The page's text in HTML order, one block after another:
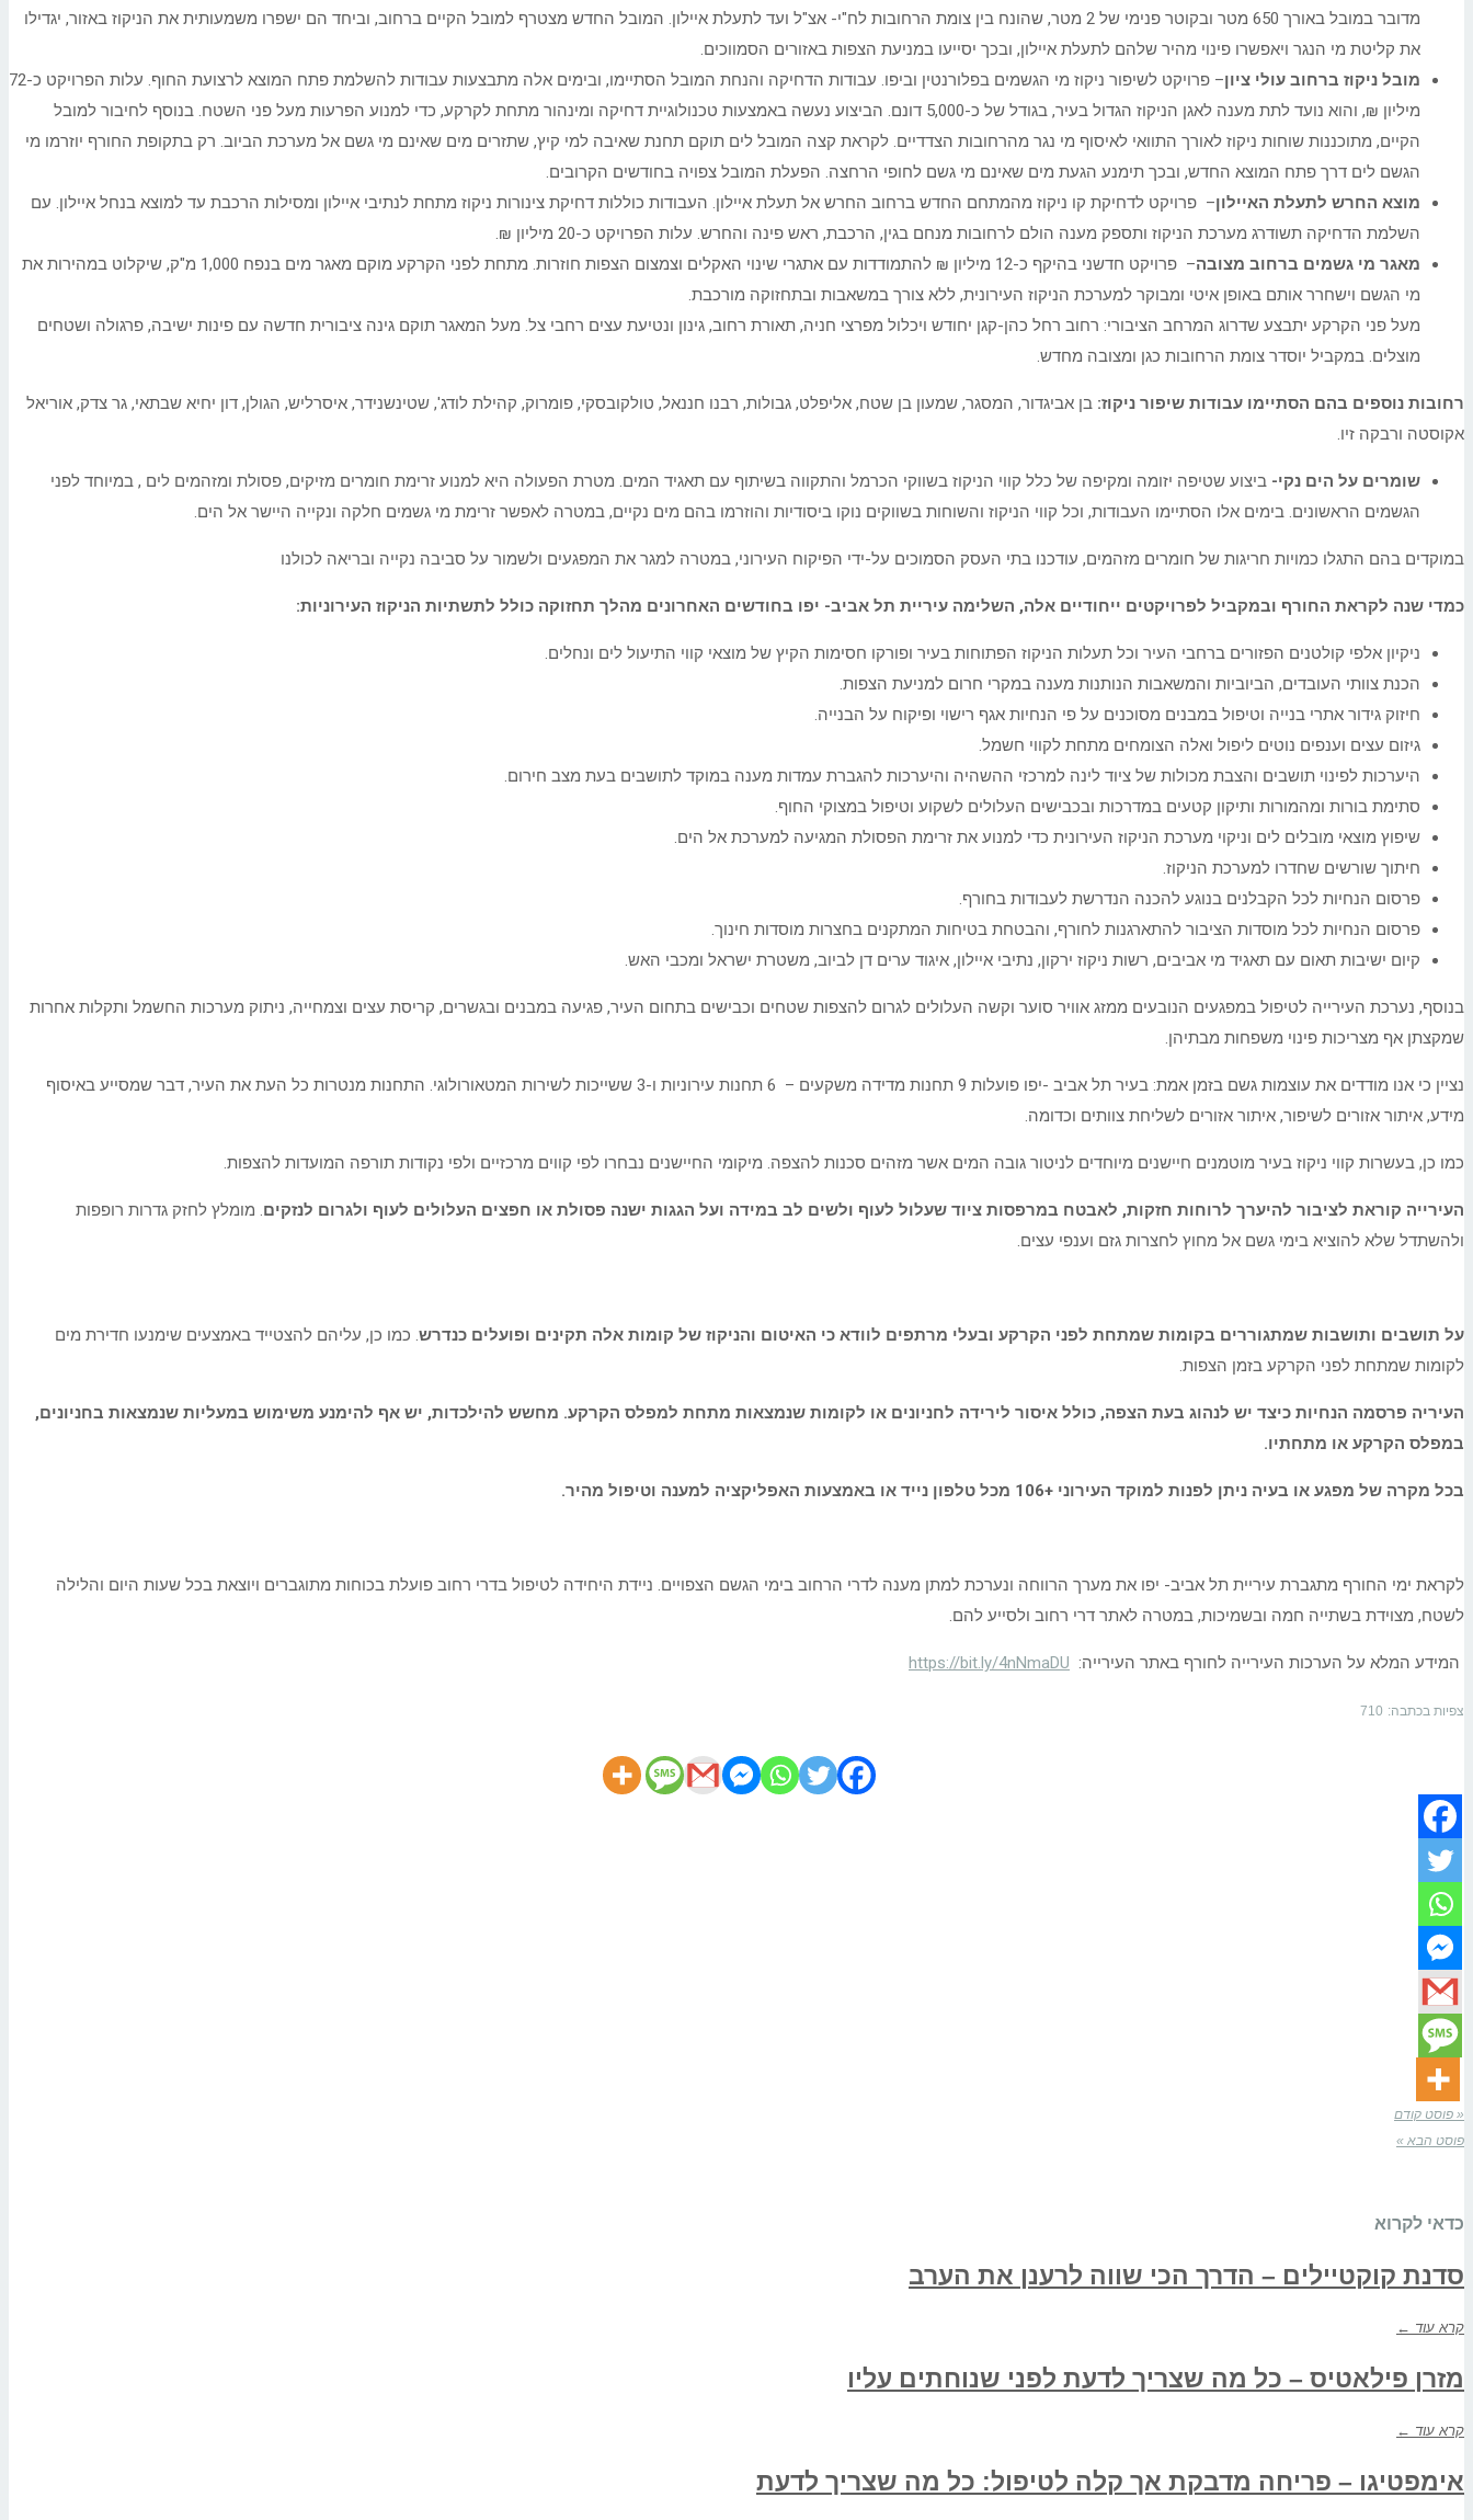
מדובר במובל באורך 650 מטר ובקוטר פנימי של 2 מטר, שהונח בין צומת הרחובות לח"י- אצ"ל ועד לתעלת איילון. המובל החדש מצטרף למובל הקיים ברחוב, וביחד הם ישפרו משמעותית את הניקוז באזור, יגדילו
את קליטת מי הנגר ויאפשרו פינוי מהיר שלהם לתעלת איילון, ובכך יסייעו במניעת הצפות באזורים הסמווכים.
מובל ניקוז ברחוב עולי ציון
– פרויקט לשיפור ניקוז מי הגשמים בפלורנטין וביפו. עבודות הדחיקה והנחת המובל הסתיימו, ובימים אלה מתבצעות עבודות להשלמת פתח המוצא לרצועת החוף. עלות הפרויקט כ-72
מיליון ₪, והוא נועד לתת מענה לאגן הניקוז הגדול בעיר, בגודל של כ-5,000 דונם. הביצוע נעשה באמצעות טכנולוגיית דחיקה ומינהור מתחת לקרקע, כדי למנוע הפרעות מעל פני השטח. בנוסף לחיבור למובל
הקיים, מתוכננות שוחות ניקוז לאורך התוואי לאיסוף מי נגר מהרחובות הצדדיים. לקראת קצה המובל לים תוקם תחנת שאיבה למי קיץ, שתזרים מים שאינם מי גשם אל מערכת הביוב. רק בתקופת החורף יוזרמו מי
הגשם לים דרך פתח המוצא החדש, ובכך תימנע הגעת מים שאינם מי גשם לחופי הרחצה. הפעלת המובל צפויה בחודשים הקרובים.
מוצא החרש לתעלת האיילון– פרויקט לדחיקת קו ניקוז מהמתחם החדש ברחוב החרש אל תעלת איילון. העבודות כוללות דחיקת צינורות ניקוז מתחת לנתיבי איילון ומסילות הרכבת עד למוצא בנחל איילון. עם
השלמת הדחיקה תשודרג מערכת הניקוז ותספק מענה הולם לרחובות מנחם בגין, הרכבת, ראש פינה והחרש. עלות הפרויקט כ-20 מיליון ₪.
מאגר מי גשמים ברחוב מצובה
– פרויקט חדשני בהיקף כ-12 מיליון ₪ להתמודדות עם אתגרי שינוי האקלים וצמצום הצפות חוזרות. מתחת לפני הקרקע מוקם מאגר מים בנפח 1,000 מ"ק, שיקלוט במהירות את
מי הגשם וישחרר אותם באופן איטי ומבוקר למערכת הניקוז העירונית, ללא צורך במשאבות ובתחזוקה מורכבת.
מעל פני הקרקע יתבצע שדרוג המרחב הציבורי: רחוב רחל כהן-קגן יחודש ויכלול מפרצי חניה, תאורת רחוב, גינון ונטיעת עצים רחבי צל. מעל המאגר תוקם גינה ציבורית חדשה עם פינות ישיבה, פרגולה ושטחים
מוצלים. במקביל יוסדר צומת הרחובות כגן ומצובה מחדש.
רחובות נוספים בהם הסתיימו עבודות שיפור ניקוז: בן אביגדור, המסגר, שמעון בן שטח, אליפלט, גבולות, רבנו חננאל, טולקובסקי, פומרוק, קהילת לודג', שטינשנידר, איסרליש, הגולן, דון יחיא שבתאי, גר צדק, אוריאל
אקוסטה ורבקה זיו.
שומרים על הים נקי- ביצוע שטיפה יזומה ומקיפה של כלל קווי הניקוז בשווקי הכרמל והתקווה בשיתוף עם תאגיד המים. מטרת הפעולה היא למנוע זרימת חומרים מזיקים, פסולת ומזהמים לים , במיוחד לפני
הגשמים הראשונים. בימים אלו הסתיימו העבודות, וכל קווי הניקוז והשוחות בשווקים נוקו ביסודיות והוזרמו בהם מים נקיים, במטרה לאפשר זרימת מי גשמים חלקה ונקייה היישר אל הים.
במוקדים בהם התגלו כמויות חריגות של חומרים מזהמים, עודכנו בתי העסק הסמוכים על-ידי הפיקוח העירוני, במטרה למגר את המפגעים ולשמור על סביבה נקייה ובריאה לכולנו
כמדי שנה לקראת החורף ובמקביל לפרויקטים ייחודיים אלה, השלימה עיריית תל אביב- יפו בחודשים האחרונים מהלך תחזוקה כולל לתשתיות הניקוז העירוניות:
ניקיון אלפי קולטנים הפזורים ברחבי העיר וכל תעלות הניקוז הפתוחות בעיר ופורקו חסימות הקיץ של מוצאי קווי התיעול לים ונחלים.
הכנת צוותי העובדים, הביוביות והמשאבות הנותנות מענה במקרי חרום למניעת הצפות.
חיזוק גידור אתרי בנייה וטיפול במבנים מסוכנים על פי הנחיות אגף רישוי ופיקוח על הבנייה.
גיזום עצים וענפים נוטים ליפול ואלה הצומחים מתחת לקווי חשמל.
היערכות לפינוי תושבים והצבת מכולות של ציוד לינה למרכזי ההשהיה והיערכות להגברת עמדות מענה במוקד לתושבים בעת מצב חירום.
סתימת בורות ומהמורות ותיקון קטעים במדרכות ובכבישים העלולים לשקוע וטיפול במצוקי החוף.
שיפוץ מוצאי מובלים לים וניקוי מערכת הניקוז העירונית כדי למנוע את זרימת הפסולת המגיעה למערכת אל הים.
חיתוך שורשים שחדרו למערכת הניקוז.
פרסום הנחיות לכל הקבלנים בנוגע להכנה הנדרשת לעבודות בחורף.
פרסום הנחיות לכל מוסדות הציבור להתארגנות לחורף, והבטחת בטיחות המתקנים בחצרות מוסדות חינוך.
קיום ישיבות תאום עם תאגיד מי אביבים, רשות ניקוז ירקון, נתיבי איילון, איגוד ערים דן לביוב, משטרת ישראל ומכבי האש.
בנוסף, נערכת העירייה לטיפול במפגעים הנובעים ממזג אוויר סוער וקשה העלולים לגרום להצפות שטחים וכבישים בתחום העיר, פגיעה במבנים ובגשרים, קריסת עצים וצמחייה, ניתוק מערכות החשמל ותקלות אחרות
שמקצתן אף מצריכות פינוי משפחות מבתיהן.
נציין כי אנו מודדים את עוצמות גשם בזמן אמת: בעיר תל אביב -יפו פועלות 9 תחנות מדידה משקעים – 6 תחנות עירוניות ו-3 ששייכות לשירות המטאורולוגי. התחנות מנטרות כל העת את העיר, דבר שמסייע באיסוף
מידע, איתור אזורים לשיפור, איתור אזורים לשליחת צוותים וכדומה.
כמו כן, בעשרות קווי ניקוז בעיר מוטמנים חיישנים מיוחדים לניטור גובה המים אשר מזהים סכנות להצפה. מיקומי החיישנים נבחרו לפי קווים מרכזיים ולפי נקודות תורפה המועדות להצפות.
העירייה קוראת לציבור להיערך לרוחות חזקות, לאבטח במרפסות ציוד שעלול לעוף ולשים לב במידה ועל הגגות ישנה פסולת או חפצים העלולים לעוף ולגרום לנזקים. מומלץ לחזק גדרות רופפות
ולהשתדל שלא להוציא בימי גשם אל מחוץ לחצרות גזם וענפי עצים.
על תושבים ותושבות שמתגוררים בקומות שמתחת לפני הקרקע ובעלי מרתפים לוודא כי האיטום והניקוז של קומות אלה תקינים ופועלים כנדרש. כמו כן, עליהם להצטייד באמצעים שימנעו חדירת מים
לקומות שמתחת לפני הקרקע בזמן הצפות.
העיריה פרסמה הנחיות כיצד יש לנהוג בעת הצפה, כולל איסור לירידה לחניונים או לקומות שנמצאות מתחת למפלס הקרקע. מחשש להילכדות, יש אף להימנע משימוש במעליות שנמצאות בחניונים,
במפלס הקרקע או מתחתיו.
בכל מקרה של מפגע או בעיה ניתן לפנות למוקד העירוני +106 מכל טלפון נייד או באמצעות האפליקציה למענה וטיפול מהיר.
לקראת ימי החורף מתגברת עיריית תל אביב- יפו את מערך הרווחה ונערכת למתן מענה לדרי הרחוב בימי הגשם הצפויים. ניידת היחידה לטיפול בדרי רחוב פועלת בכוחות מתוגברים ויוצאת בכל שעות היום והלילה
לשטח, מצוידת בשתייה חמה ובשמיכות, במטרה לאתר דרי רחוב ולסייע להם.
המידע המלא על הערכות העירייה לחורף באתר העירייה: https://bit.ly/4nNmaDU
צפיות בכתבה: 710
« פוסט קודם
פוסט הבא »
כדאי לקרוא
סדנת קוקטיילים – הדרך הכי שווה לרענן את הערב
קרא עוד ←
מזרן פילאטיס – כל מה שצריך לדעת לפני שנוחתים עליו
קרא עוד ←
אימפטיגו – פריחה מדבקת אך קלה לטיפול: כל מה שצריך לדעת